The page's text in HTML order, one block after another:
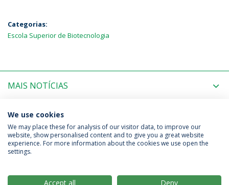
Categorias:
Escola Superior de Biotecnologia
MAIS NOTÍCIAS
PRÓXIMOS EVENTOS
Política de Privacidade
Termos & Condições
We use cookies
We may place these for analysis of our visitor data, to improve our
website, show personalised content and to give you a great website
experience. For more information about the cookies we use open the
settings.
Accept all Deny